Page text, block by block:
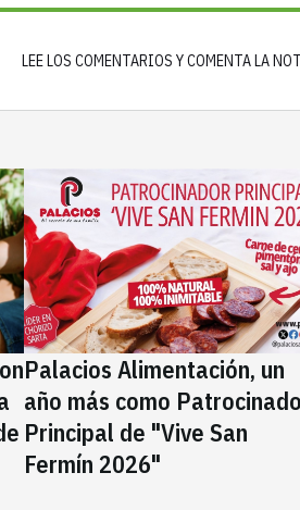
LEE LOS COMENTARIOS Y COMENTA LA
Palacios Alimentación, un
año más como
Principal de "Vive San
Fermín 2026"